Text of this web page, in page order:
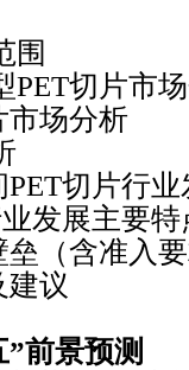
围
切片市
场分析
切片行业
展主要特
含准入要
议
前景预测